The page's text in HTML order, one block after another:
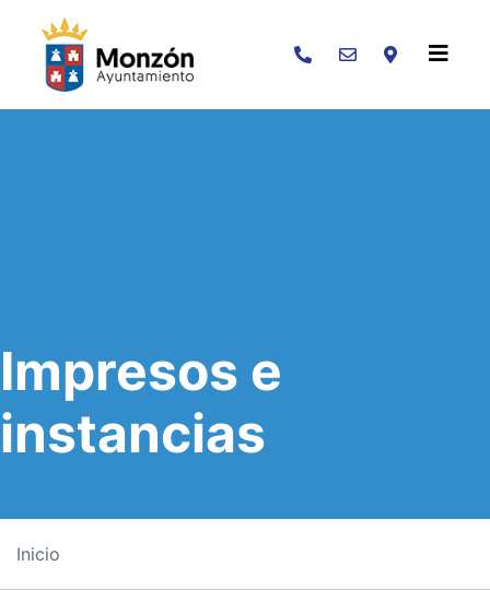
Buscar
Impresos e
instancias
Inicio